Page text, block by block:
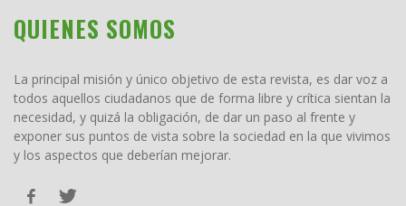
QUIENES SOMOS
La principal misión y único objetivo de esta revista, es dar voz a
todos aquellos ciudadanos que de forma libre y crítica sientan la
necesidad, y quizá la obligación, de dar un paso al frente y
exponer sus puntos de vista sobre la sociedad en la que vivimos
y los aspectos que deberían mejorar.